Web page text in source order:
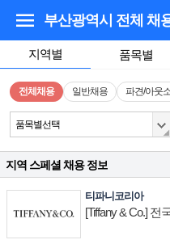
부산광역시 전체 채
지역별 품목별
전체채용 일반채용 파견/아웃
품목별선택
지역 스페셜 채용 정보
티파니코리아
[Tiffany & Co.]